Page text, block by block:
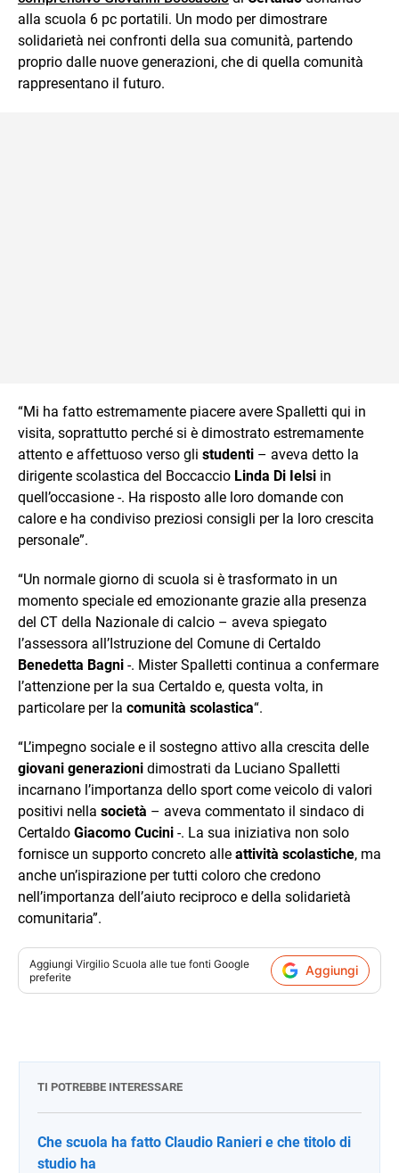
alla scuola 6 pc portatili. Un modo per dimostrare
solidarietà nei confronti della sua comunità, partendo
proprio dalle nuove generazioni, che di quella comunità
rappresentano il futuro.
“Mi ha fatto estremamente piacere avere Spalletti qui in
visita, soprattutto perché si è dimostrato estremamente
attento e affettuoso verso gli studenti – aveva detto la
dirigente scolastica del Boccaccio Linda Di Ielsi in
quell’occasione -. Ha risposto alle loro domande con
calore e ha condiviso preziosi consigli per la loro crescita
personale”.
“Un normale giorno di scuola si è trasformato in un
momento speciale ed emozionante grazie alla presenza
del CT della Nazionale di calcio – aveva spiegato
l’assessora all’Istruzione del Comune di Certaldo
Benedetta Bagni -. Mister Spalletti continua a confermare
l’attenzione per la sua Certaldo e, questa volta, in
particolare per la comunità scolastica“.
“L’impegno sociale e il sostegno attivo alla crescita delle
giovani generazioni dimostrati da Luciano Spalletti
incarnano l’importanza dello sport come veicolo di valori
positivi nella società – aveva commentato il sindaco di
Certaldo Giacomo Cucini -. La sua iniziativa non solo
fornisce un supporto concreto alle attività scolastiche, ma
anche un’ispirazione per tutti coloro che credono
nell’importanza dell’aiuto reciproco e della solidarietà
comunitaria”.
Aggiungi Virgilio Scuola alle tue fonti Google
preferite
Aggiungi
TI POTREBBE INTERESSARE
Che scuola ha fatto Claudio Ranieri e che titolo di
studio ha